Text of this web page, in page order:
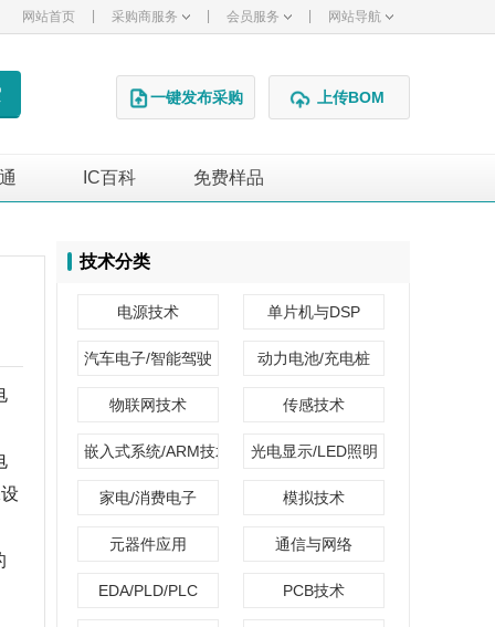
网站首页 采购商服务 会员服务 网站导航
一键发布采购 上传BOM
IC百科 免费样品
技术分类
电源技术 单片机与DSP
汽车电子/智能驾驶 动力电池/充电桩
物联网技术 传感技术
嵌入式系统/ARM技术 光电显示/LED照明
家电/消费电子 模拟技术
元器件应用 通信与网络
EDA/PLD/PLC PCB技术